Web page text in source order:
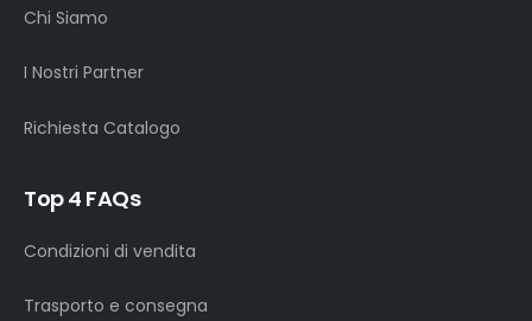
Chi Siamo
I Nostri Partner
Richiesta Catalogo
Top 4 FAQs
Condizioni di vendita
Trasporto e consegna